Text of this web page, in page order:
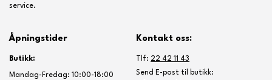
service.
Åpningstider
Butikk:
Mandag-Fredag: 10:00-18:00
Kontakt oss:
Tlf: 22 42 11 43
Send E-post til butikk: